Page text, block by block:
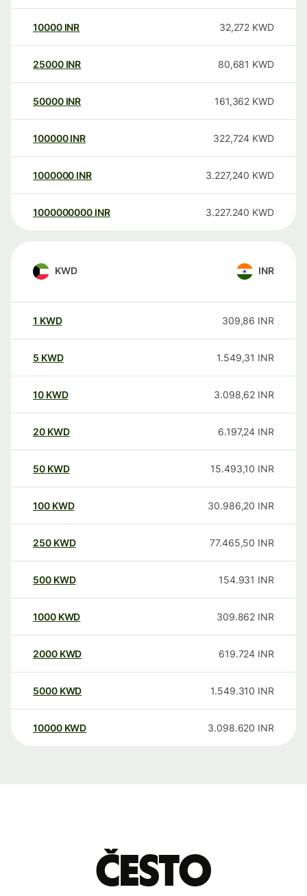
10000 INR 32,272 KWD
25000 INR 80,681 KWD
50000 INR 161,362 KWD
100000 INR 322,724 KWD
1000000 INR 3.227,240 KWD
1000000000 INR 3.227.240 KWD
KWD INR
1 KWD 309,86 INR
5 KWD 1.549,31 INR
10 KWD 3.098,62 INR
20 KWD 6.197,24 INR
50 KWD 15.493,10 INR
100 KWD 30.986,20 INR
250 KWD 77.465,50 INR
500 KWD 154.931 INR
1000 KWD 309.862 INR
2000 KWD 619.724 INR
5000 KWD 1.549.310 INR
10000 KWD 3.098.620 INR
Često